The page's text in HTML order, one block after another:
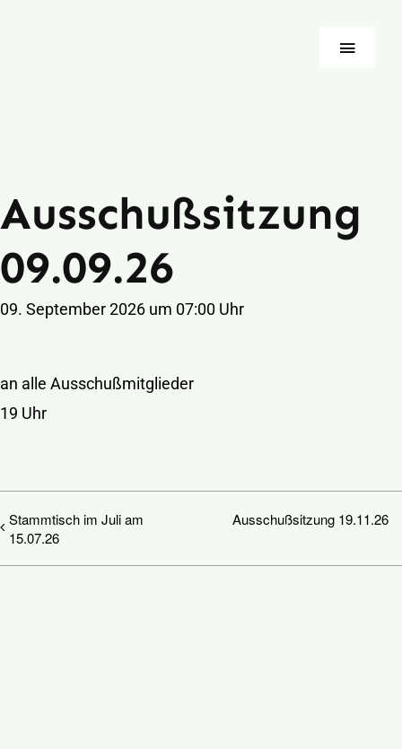
Toggle
Blausteiner Herbst
Ausschußsitzung
09.09.26
09. September 2026 um 07:00 Uhr
an alle Ausschußmitglieder
19 Uhr
Stammtisch im Juli am
15.07.26
Ausschußsitzung 19.11.26